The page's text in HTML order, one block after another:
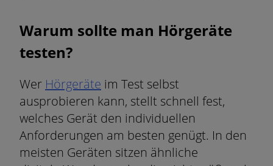
Warum sollte man Hörgeräte
testen?
Wer Hörgeräte im Test selbst
ausprobieren kann, stellt schnell fest,
welches Gerät den individuellen
Anforderungen am besten genügt. In den
meisten Geräten sitzen ähnliche